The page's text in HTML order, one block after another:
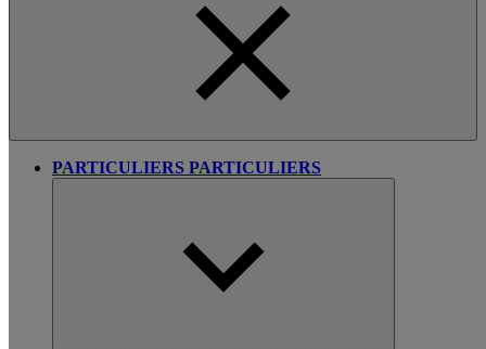
PARTICULIERS PARTICULIERS